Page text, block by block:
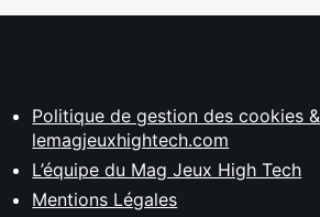
Politique de gestion des cookies
lemagjeuxhightech.com
L’équipe du Mag Jeux High Tech
Mentions Légales